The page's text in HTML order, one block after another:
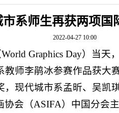
市系师生再获两项国
2022-04-27 10:00
Graphics Day）当
师李鹃冰参赛作品获大
现代城市系孟昕、吴凯
会（ASIFA）中国分会